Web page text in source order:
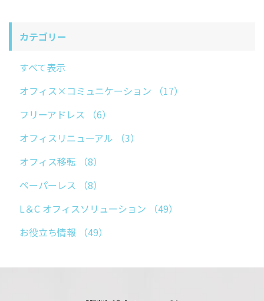
カテゴリー
すべて表示
オフィス×コミュニケーション
（17）
フリーアドレス
（6）
オフィスリニューアル
（3）
オフィス移転
（8）
ペーパーレス
（8）
L＆C オフィスソリューション
（49）
お役立ち情報
（49）